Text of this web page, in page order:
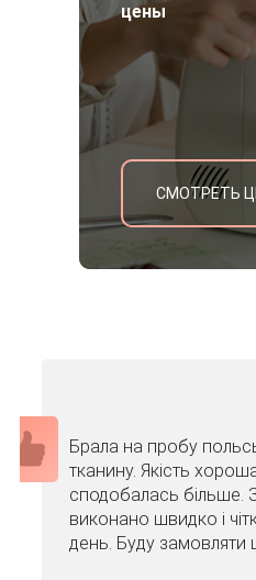
цены
СМОТРЕТЬ
Брала на пробу
тканину. Якість
сподобалась більше.
виконано швидко і
день. Буду замовляти